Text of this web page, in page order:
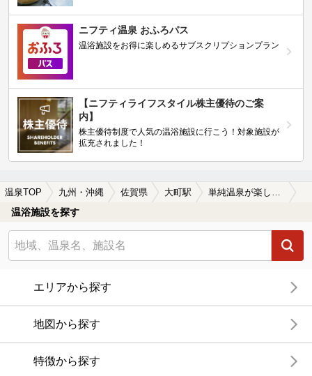
ニフティ温泉 おふろパス
温浴施設をお得に楽しめるサブスクリプションプラン
【ニフティライフスタイル株主優待のご案
内】
株主優待制度で人気の温浴施設に行こう！対象施設が
拡充されました！
温泉TOP 九州・沖縄 佐賀県 大町駅 単純温泉が楽しめる大町駅近くの温泉、日帰り温泉、スーパー銭湯おすすめ
温浴施設を探す
エリアから探す
地図から探す
特徴から探す